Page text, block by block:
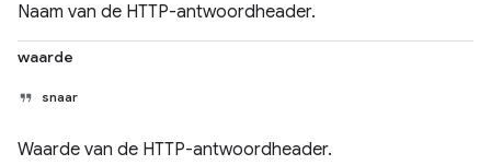
Naam van de HTTP-antwoordheader.
waarde
snaar
Waarde van de HTTP-antwoordheader.